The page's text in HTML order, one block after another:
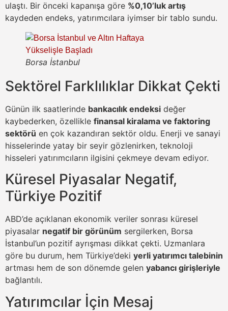
ulaştı. Bir önceki kapanışa göre %0,10’luk artış
kaydeden endeks, yatırımcılara iyimser bir tablo sundu.
Borsa İstanbul
Sektörel Farklılıklar Dikkat Çekti
Günün ilk saatlerinde bankacılık endeksi değer
kaybederken, özellikle finansal kiralama ve faktoring
sektörü en çok kazandıran sektör oldu. Enerji ve sanayi
hisselerinde yatay bir seyir gözlenirken, teknoloji
hisseleri yatırımcıların ilgisini çekmeye devam ediyor.
Küresel Piyasalar Negatif,
Türkiye Pozitif
ABD’de açıklanan ekonomik veriler sonrası küresel
piyasalar negatif bir görünüm sergilerken, Borsa
İstanbul’un pozitif ayrışması dikkat çekti. Uzmanlara
göre bu durum, hem Türkiye’deki yerli yatırımcı talebinin
artması hem de son dönemde gelen yabancı girişleriyle
bağlantılı.
Yatırımcılar İçin Mesaj